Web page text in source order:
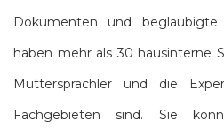
Dokumenten und
haben mehr als 30 hausinterne
Muttersprachler und die
Fachgebieten sind. Sie